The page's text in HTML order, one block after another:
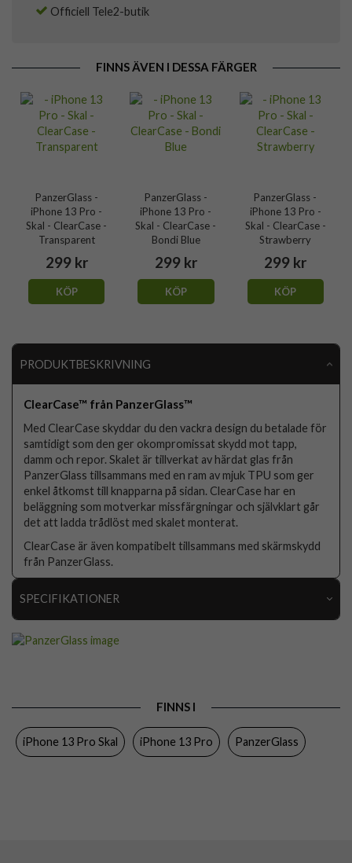
Officiell Tele2-butik
FINNS ÄVEN I DESSA FÄRGER
PanzerGlass -
iPhone 13 Pro -
Skal - ClearCase -
Transparent
299 kr
KÖP
PanzerGlass -
iPhone 13 Pro -
Skal - ClearCase -
Bondi Blue
299 kr
KÖP
PanzerGlass -
iPhone 13 Pro -
Skal - ClearCase -
Strawberry
299 kr
KÖP
PRODUKTBESKRIVNING
ClearCase™ från PanzerGlass™
Med ClearCase skyddar du den vackra design du betalade för
samtidigt som den ger okompromissat skydd mot tapp,
damm och repor. Skalet är tillverkat av härdat glas från
PanzerGlass tillsammans med en ram av mjuk TPU som ger
enkel åtkomst till knapparna på sidan. ClearCase har en
beläggning som motverkar missfärgningar och självklart går
det att ladda trådlöst med skalet monterat.
ClearCase är även kompatibelt tillsammans med skärmskydd
från PanzerGlass.
SPECIFIKATIONER
Antibakteriell, Trådlös laddning-kompatibel
Färg Genomskinlig, Lila
FINNS I
iPhone 13 Pro Skal iPhone 13 Pro PanzerGlass